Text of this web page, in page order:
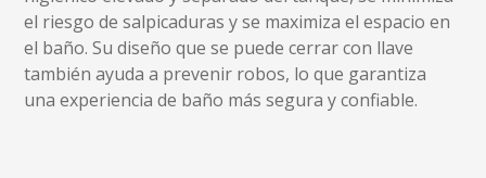
el riesgo de salpicaduras y se maximiza el espacio en
el baño. Su diseño que se puede cerrar con llave
también ayuda a prevenir robos, lo que garantiza
una experiencia de baño más segura y confiable.